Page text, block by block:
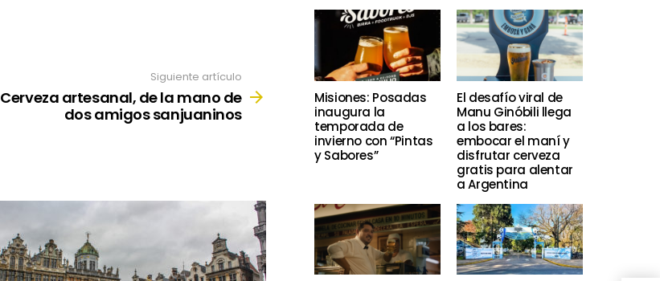
Siguiente artículo
Cerveza artesanal, de la mano de
dos amigos sanjuaninos
Misiones: Posadas
inaugura la
temporada de
invierno con “Pintas
y Sabores”
El desafío viral de
Manu Ginóbili llega
a los bares:
embocar el maní y
disfrutar cerveza
gratis para alentar
a Argentina